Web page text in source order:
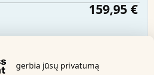
159,95 €
Sužinokite daugiau
gerbia jūsų privatumą